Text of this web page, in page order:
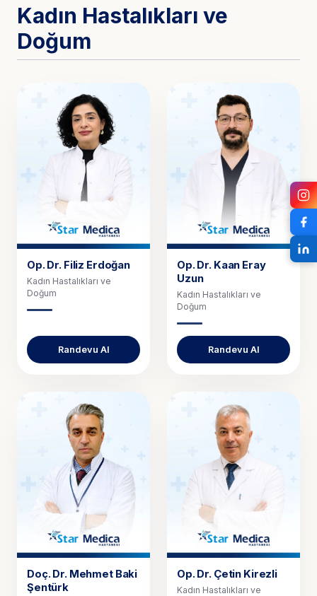
Kadın Hastalıkları ve
Doğum
Op. Dr. Filiz Erdoğan
Kadın Hastalıkları ve
Doğum
Randevu Al
Op. Dr. Kaan Eray
Uzun
Kadın Hastalıkları ve
Doğum
Randevu Al
Doç. Dr. Mehmet Baki
Şentürk
Op. Dr. Çetin Kirezli
Kadın Hastalıkları ve